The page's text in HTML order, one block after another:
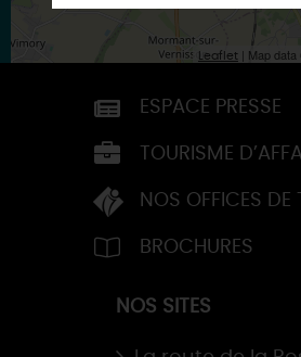
Leaflet | Map data
ESPACE PRESSE
TOURISME
NOS OFFICES DE
BROCHURES
NOS SITES